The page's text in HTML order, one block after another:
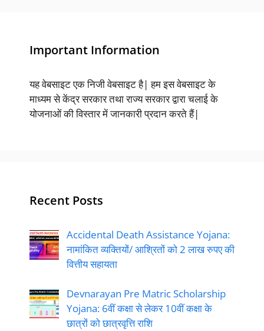
Important Information
यह वेबसाइट एक निजी वेबसाइट है| हम इस वेबसाइट के
माध्यम से केंद्र सरकार तथा राज्य सरकार द्वारा चलाई के
योजनाओं की विस्तार में जानकारी प्रदान करते हैं|
Recent Posts
Accidental Death Assistance Yojana:
नामांकित व्यक्तियों/ आश्रितों को 2 लाख रुपए की
वित्तीय सहायता
Devnarayan Pre Matric Scholarship
Yojana: 6वीं कक्षा से लेकर 10वीं कक्षा के
छात्रों को छात्रवृत्ति राशि